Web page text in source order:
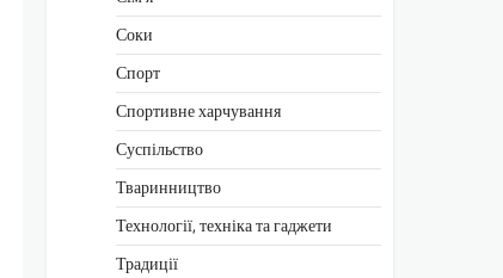
Соки
Спорт
Спортивне харчування
Суспільство
Тваринництво
Технології, техніка та гаджети
Традиції